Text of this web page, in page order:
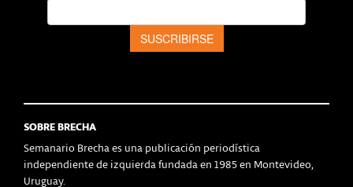
SOBRE BRECHA
Semanario Brecha es una publicación periodística
independiente de izquierda fundada en 1985 en Montevideo,
Uruguay.